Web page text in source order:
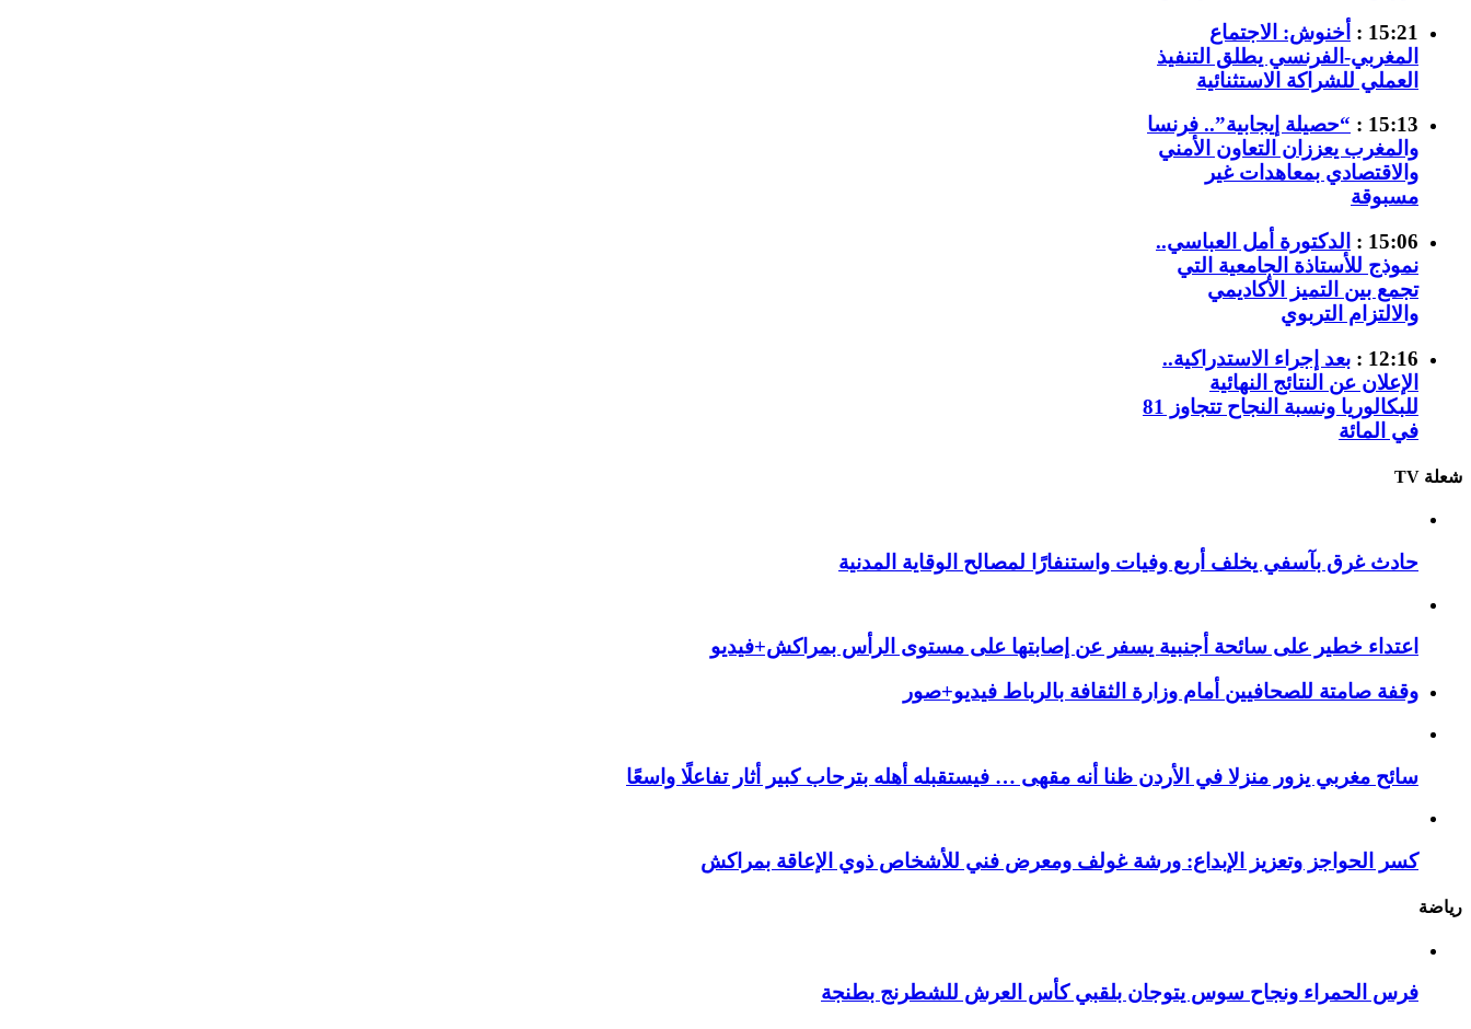
15:21 :
أخنوش: الاجتماع
المغربي-الفرنسي يطلق التنفيذ
العملي للشراكة الاستثنائية
15:13 :
“حصيلة إيجابية”.. فرنسا
والمغرب يعززان التعاون الأمني
والاقتصادي بمعاهدات غير
مسبوقة
15:06 :
الدكتورة أمل العباسي..
نموذج للأستاذة الجامعية التي
تجمع بين التميز الأكاديمي
والالتزام التربوي
12:16 :
بعد إجراء الاستدراكية..
الإعلان عن النتائج النهائية
للبكالوريا ونسبة النجاح تتجاوز 81
في المائة
شعلة TV
حادث غرق بآسفي يخلف أربع وفيات واستنفارًا لمصالح الوقاية المدنية
اعتداء خطير على سائحة أجنبية يسفر عن إصابتها على مستوى الرأس بمراكش+فيديو
وقفة صامتة للصحافيين أمام وزارة الثقافة بالرباط فيديو+صور
سائح مغربي يزور منزلا في الأردن ظنا أنه مقهى … فيستقبله أهله بترحاب كبير أثار تفاعلًا واسعًا
كسر الحواجز وتعزيز الإبداع: ورشة غولف ومعرض فني للأشخاص ذوي الإعاقة بمراكش
رياضة
فرس الحمراء ونجاح سوس يتوجان بلقبي كأس العرش للشطرنج بطنجة